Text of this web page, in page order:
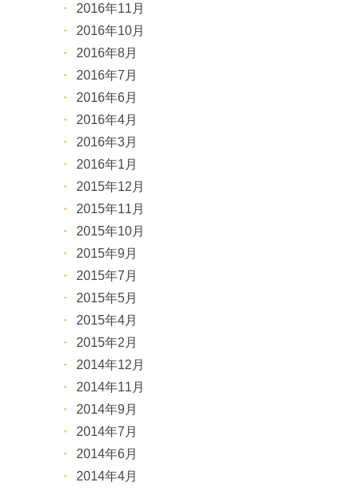
2016年11月
2016年10月
2016年8月
2016年7月
2016年6月
2016年4月
2016年3月
2016年1月
2015年12月
2015年11月
2015年10月
2015年9月
2015年7月
2015年5月
2015年4月
2015年2月
2014年12月
2014年11月
2014年9月
2014年7月
2014年6月
2014年4月